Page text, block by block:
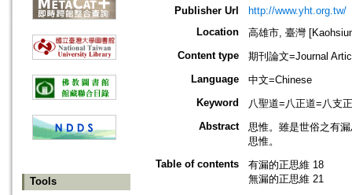
Tools
Publisher Url
http://www.yht.org.tw/
Location
高雄市, 臺灣
Content type
期刊論文=Journal
Language
中文=Chinese
Keyword
八聖道=八正道=八支
Abstract
思惟。雖是世俗之有
思惟。
Table of contents
有漏的正思維 18
無漏的正思維 21